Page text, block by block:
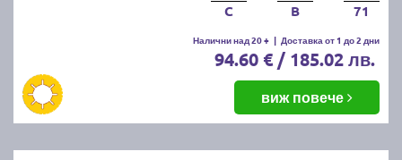
C B 71
Налични над 20 + | Доставка от 1 до 2 дни
94.60 € / 185.02 лв.
виж повече